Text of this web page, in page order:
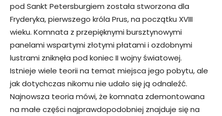
pod Sankt Petersburgiem została stworzona dla
Fryderyka, pierwszego króla Prus, na początku XVIII
wieku. Komnata z przepięknymi bursztynowymi
panelami wspartymi złotymi płatami i ozdobnymi
lustrami zniknęła pod koniec II wojny światowej.
Istnieje wiele teorii na temat miejsca jego pobytu, ale
jak dotychczas nikomu nie udało się ją odnaleźć.
Najnowsza teoria mówi, że komnata zdemontowana
na małe części najprawdopodobniej znajduje się na